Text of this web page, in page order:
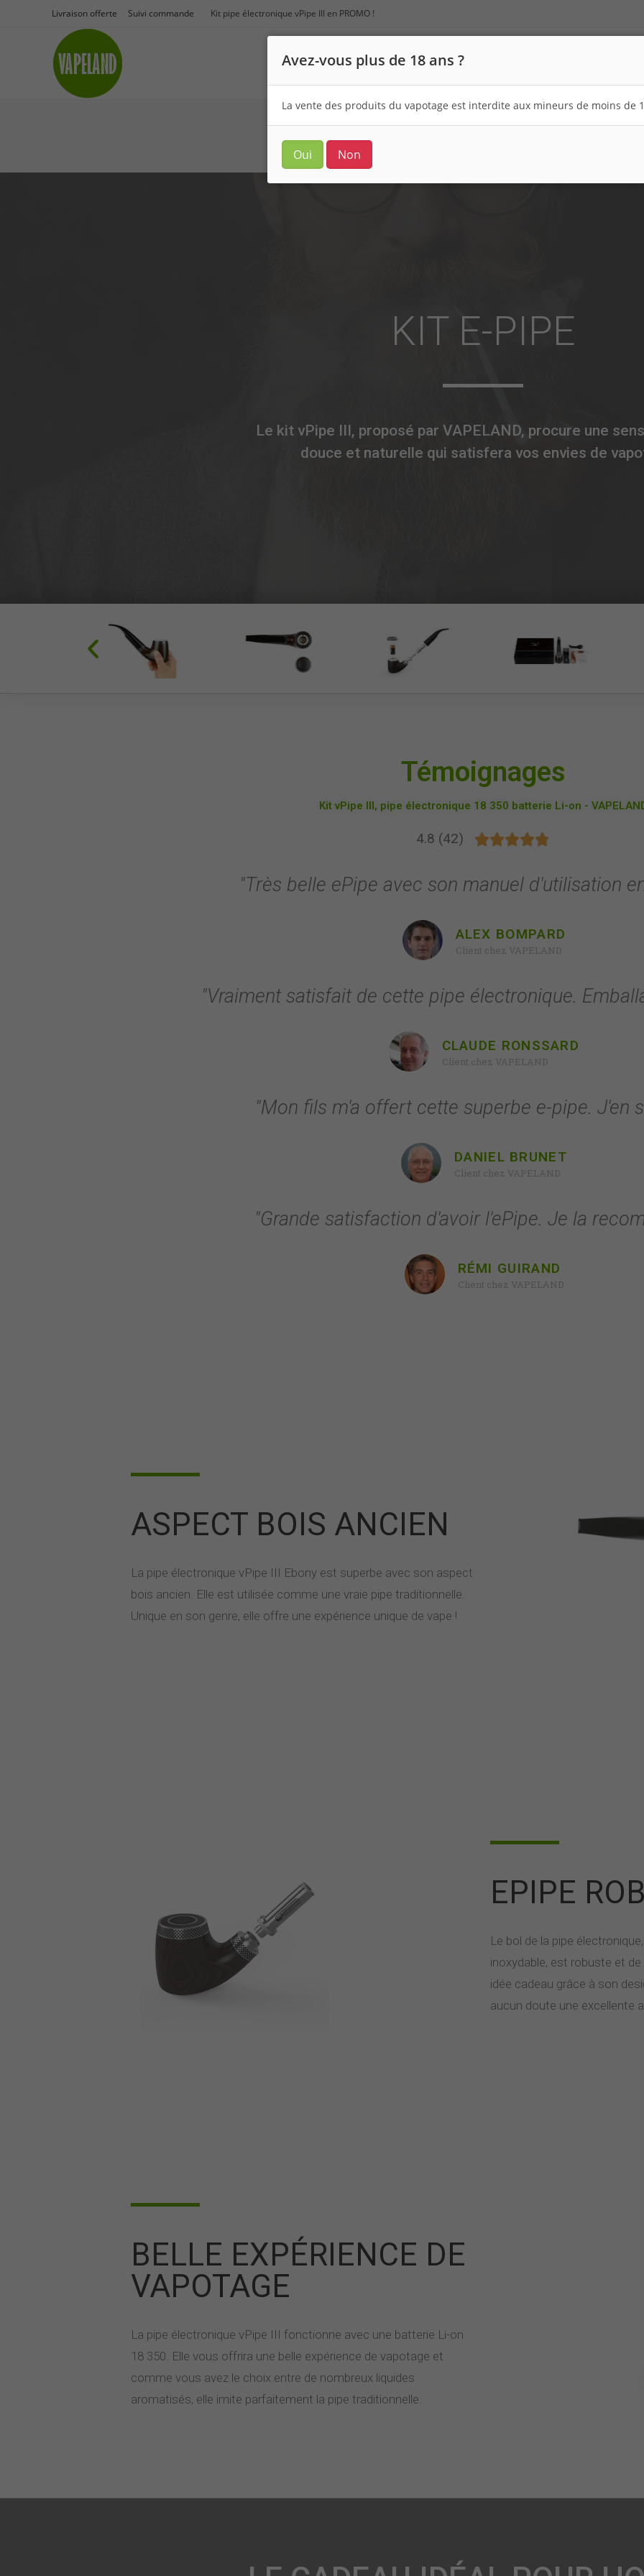
Livraison offerte Suivi commande Kit pipe électronique vPipe III en PROMO !
KIT E-PIPE
Le kit vPipe III, proposé par VAPELAND, procure une
douce et naturelle qui satisfera vos envies de
Témoignages
Kit vPipe III, pipe électronique 18 350 batterie Li-on -
4.8 (42) 
"Très belle ePipe avec son manuel d'utilisation
ALEX BOMPARD
Client chez VAPELAND
"Vraiment satisfait de cette pipe électronique.
CLAUDE RONSSARD
Client chez VAPELAND
"Mon fils m'a offert cette superbe e-pipe. J'en
DANIEL BRUNET
Client chez VAPELAND
"Grande satisfaction d'avoir l'ePipe. Je la
RÉMI GUIRAND
Client chez VAPELAND
ASPECT BOIS ANCIEN
La pipe électronique vPipe III Ebony est superbe avec son aspect
bois ancien. Elle est utilisée comme une vraie pipe traditionnelle.
Unique en son genre, elle offre une expérience unique de vape !
EPIPE
Le bol de la pipe
inoxydable, est robuste et
idée cadeau grâce à son
aucun doute une excellente
BELLE EXPÉRIENCE DE
VAPOTAGE
La pipe électronique vPipe III fonctionne avec une batterie Li-on
18 350. Elle vous offrira une belle expérience de vapotage et
comme vous avez le choix entre de nombreux liquides
aromatisés, elle imite parfaitement la pipe traditionnelle.
Avez-vous plus de 18 ans ?
La vente des produits du vapotage est interdite aux mineurs de moins de
Oui Non